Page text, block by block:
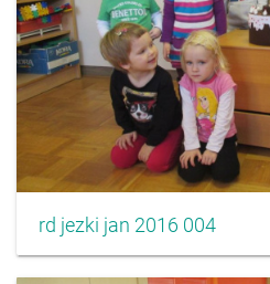
rd jezki jan 2016 004